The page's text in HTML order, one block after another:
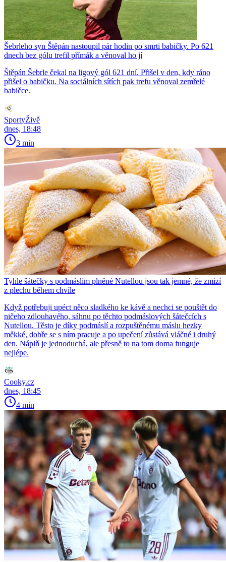
Šebrleho syn Štěpán nastoupil pár hodin po smrti babičky. Po 621
dnech bez gólu trefil přímák a věnoval ho jí
Štěpán Šebrle čekal na ligový gól 621 dní. Přišel v den, kdy ráno
přišel o babičku. Na sociálních sítích pak trefu věnoval zemřelé
babičce.
SportyŽivě
dnes, 18:48
3 min
Tyhle šátečky s podmáslím plněné Nutellou jsou tak jemné, že zmizí
z plechu během chvíle
Když potřebuji upéct něco sladkého ke kávě a nechci se pouštět do
ničeho zdlouhavého, sáhnu po těchto podmáslových šátečcích s
Nutellou. Těsto je díky podmáslí a rozpuštěnému máslu hezky
měkké, dobře se s ním pracuje a po upečení zůstává vláčné i druhý
den. Náplň je jednoduchá, ale přesně to na tom doma funguje
nejlépe.
Cooky.cz
dnes, 18:45
4 min